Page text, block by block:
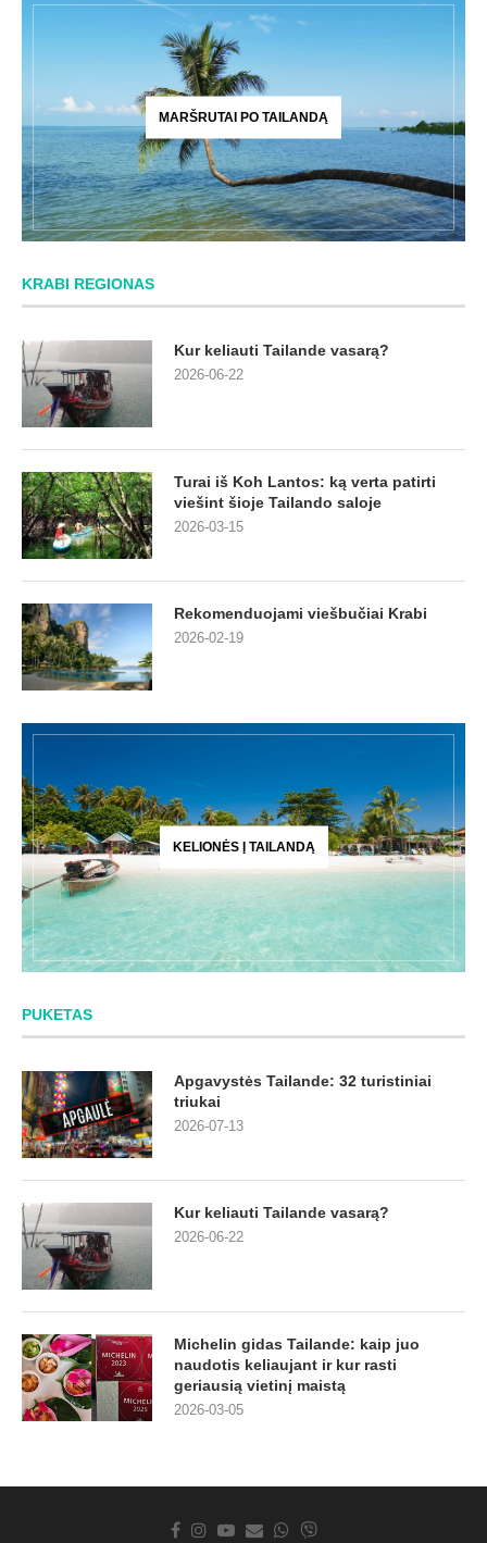
MARŠRUTAI PO TAILANDĄ
KRABI REGIONAS
Kur keliauti Tailande vasarą?
2026-06-22
Turai iš Koh Lantos: ką verta patirti
viešint šioje Tailando saloje
2026-03-15
Rekomenduojami viešbučiai Krabi
2026-02-19
KELIONĖS Į TAILANDĄ
PUKETAS
Apgavystės Tailande: 32 turistiniai
triukai
2026-07-13
Kur keliauti Tailande vasarą?
2026-06-22
Michelin gidas Tailande: kaip juo
naudotis keliaujant ir kur rasti
geriausią vietinį maistą
2026-03-05